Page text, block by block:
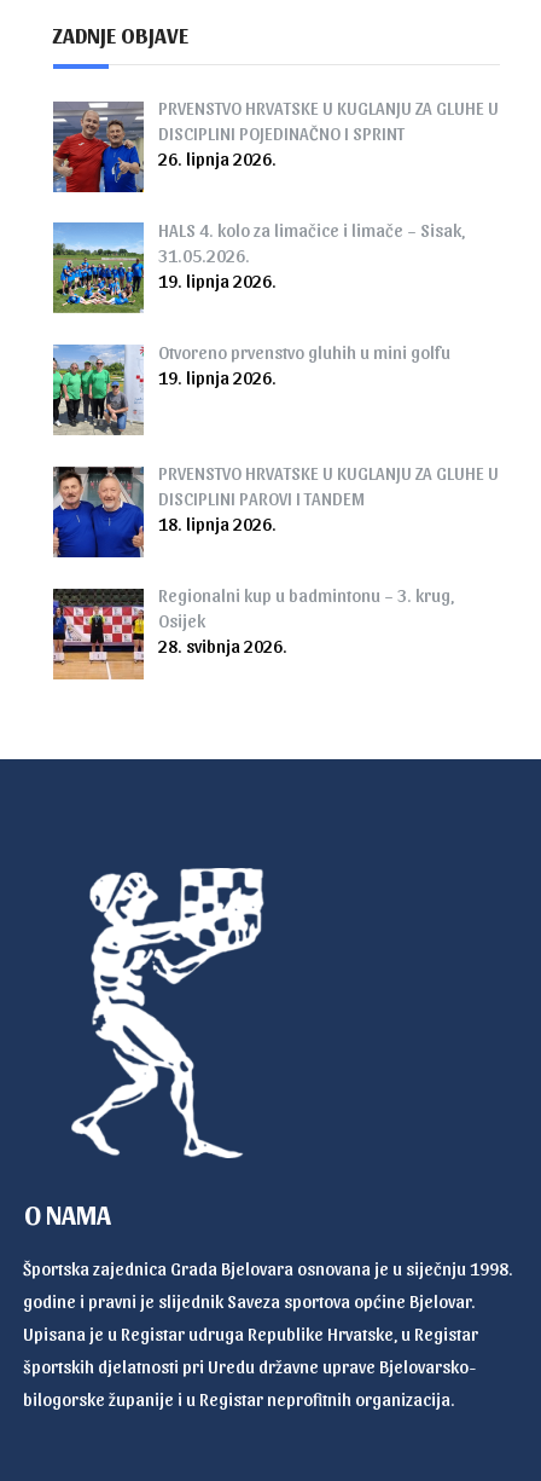
ZADNJE OBJAVE
PRVENSTVO HRVATSKE U KUGLANJU ZA GLUHE U
DISCIPLINI POJEDINAČNO I SPRINT
26. lipnja 2026.
HALS 4. kolo za limačice i limače – Sisak,
31.05.2026.
19. lipnja 2026.
Otvoreno prvenstvo gluhih u mini golfu
19. lipnja 2026.
PRVENSTVO HRVATSKE U KUGLANJU ZA GLUHE U
DISCIPLINI PAROVI I TANDEM
18. lipnja 2026.
Regionalni kup u badmintonu – 3. krug,
Osijek
28. svibnja 2026.
O NAMA
Športska zajednica Grada Bjelovara osnovana je u siječnju 1998.
godine i pravni je slijednik Saveza sportova općine Bjelovar.
Upisana je u Registar udruga Republike Hrvatske, u Registar
športskih djelatnosti pri Uredu državne uprave Bjelovarsko-
bilogorske županije i u Registar neprofitnih organizacija.